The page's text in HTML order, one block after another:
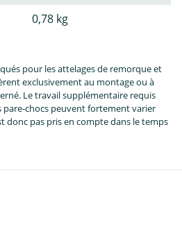
0,78 kg
pour les attelages de remorque et
exclusivement au montage ou à
Le travail supplémentaire requis
pare-chocs peuvent fortement varier
donc pas pris en compte dans le temps